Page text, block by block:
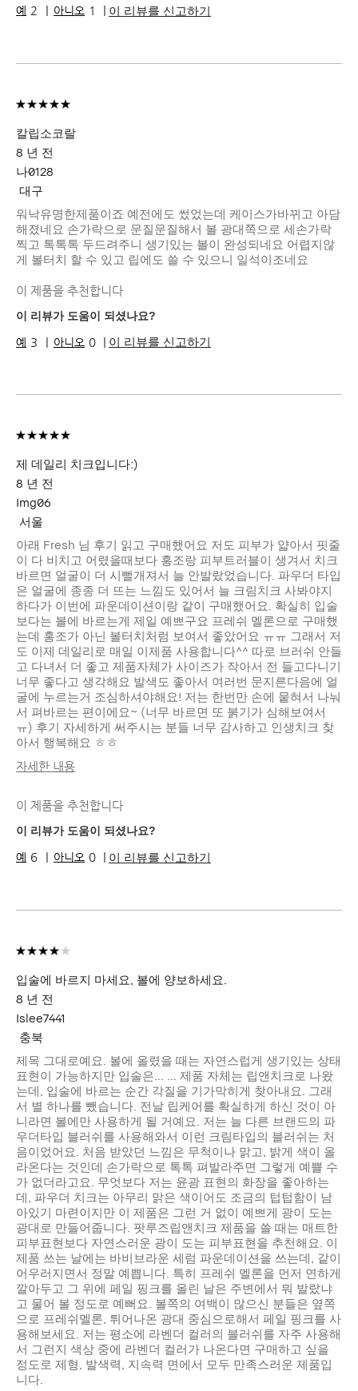
2 1 이 리뷰를 신고하기
칼립소코랄
8 년 전
나0128
대구
워낙유명한제품이죠 예전에도 썼었는데 케이스가바뀌고 아담
해졌네요 손가락으로 문질문질해서 볼 광대쪽으로 세손가락
찍고 톡톡톡 두드려주니 생기있는 볼이 완성되네요 어렵지않
게 볼터치 할 수 있고 립에도 쓸 수 있으니 일석이조네요
이 제품을 추천합니다
이 리뷰가 도움이 되셨나요?
3 0 이 리뷰를 신고하기
제 데일리 치크입니다:)
8 년 전
Img06
서울
아래 Fresh 님 후기 읽고 구매했어요 저도 피부가 얇아서 핏줄
이 다 비치고 어렸을때보다 홍조랑 피부트러블이 생겨서 치크
바르면 얼굴이 더 시뻘개져서 늘 안발랐었습니다. 파우더 타입
은 얼굴에 종종 더 뜨는 느낌도 있어서 늘 크림치크 사봐야지
하다가 이번에 파운데이션이랑 같이 구매했어요. 확실히 입술
보다는 볼에 바르는게 제일 예쁘구요 프레쉬 멜론으로 구매했
는데 홍조가 아닌 볼터치처럼 보여서 좋았어요 ㅠㅠ 그래서 저
도 이제 데일리로 매일 이제품 사용합니다^^ 따로 브러쉬 안들
고 다녀서 더 좋고 제품자체가 사이즈가 작아서 전 들고다니기
너무 좋다고 생각해요 발색도 좋아서 여러번 문지른다음에 얼
굴에 누르는거 조심하셔야해요! 저는 한번만 손에 뭍혀서 나눠
서 펴바르는 편이에요~ (너무 바르면 또 붉기가 심해보여서
ㅠ) 후기 자세하게 써주시는 분들 너무 감사하고 인생치크 찾
아서 행복해요 ㅎㅎ
자세한 내용
피부 톤
라이트 - 미디엄
피부 고민
고르지 못한 피부 톤, 수분 부족, 트러블,
제품 장점
내추럴 글로우, 웨어러블, 즉각적인 효과,
이 제품을 추천합니다
이 리뷰가 도움이 되셨나요?
6 0 이 리뷰를 신고하기
입술에 바르지 마세요, 볼에 양보하세요.
8 년 전
Islee7441
충북
제목 그대로예요. 볼에 올렸을 때는 자연스럽게 생기있는 상태
표현이 가능하지만 입술은... ... 제품 자체는 립앤치크로 나왔
는데, 입술에 바르는 순간 각질을 기가막히게 찾아내요. 그래
서 별 하나를 뺐습니다. 전날 립케어를 확실하게 하신 것이 아
니라면 볼에만 사용하게 될 거예요. 저는 늘 다른 브랜드의 파
우더타입 블러쉬를 사용해와서 이런 크림타입의 블러쉬는 처
음이었어요. 처음 받았던 느낌은 무척이나 맑고, 밝게 색이 올
라온다는 것인데 손가락으로 톡톡 펴발라주면 그렇게 예쁠 수
가 없더라고요. 무엇보다 저는 윤광 표현의 화장을 좋아하는
데, 파우더 치크는 아무리 맑은 색이어도 조금의 텁텁함이 남
아있기 마련이지만 이 제품은 그런 거 없이 예쁘게 광이 도는
광대로 만들어줍니다. 팟루즈립앤치크 제품을 쓸 때는 매트한
피부표현보다 자연스러운 광이 도는 피부표현을 추천해요. 이
제품 쓰는 날에는 바비브라운 세럼 파운데이션을 쓰는데, 같이
어우러지면서 정말 예쁩니다. 특히 프레쉬 멜론을 먼저 연하게
깔아두고 그 위에 페일 핑크를 올린 날은 주변에서 뭐 발랐냐
고 물어 볼 정도로 예뻐요. 볼쪽의 여백이 많으신 분들은 옆쪽
으로 프레쉬멜론, 튀어나온 광대 중심으로해서 페일 핑크를 사
용해보세요. 저는 평소에 라벤더 컬러의 블러쉬를 자주 사용해
서 그런지 색상 중에 라벤더 컬러가 나온다면 구매하고 싶을
정도로 제형, 발색력, 지속력 면에서 모두 만족스러운 제품입
니다.